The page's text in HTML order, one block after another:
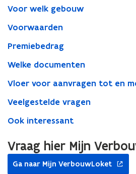
Voor welk gebouw
Voorwaarden
Premiebedrag
Welke documenten
Vloer voor aanvragen tot en
Veelgestelde vragen
Ook interessant
Vraag hier Mijn
Ga naar Mijn VerbouwLoket